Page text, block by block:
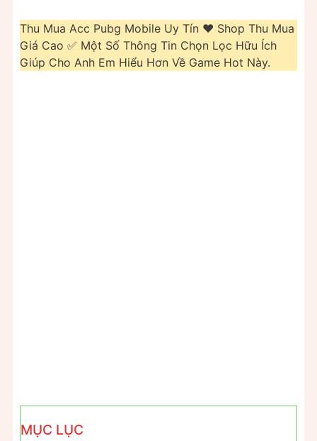
Thu Mua Acc Pubg Mobile Uy Tín ❤️️ Shop Thu Mua
Giá Cao ✅ Một Số Thông Tin Chọn Lọc Hữu Ích
Giúp Cho Anh Em Hiểu Hơn Về Game Hot Này.
MỤC LỤC